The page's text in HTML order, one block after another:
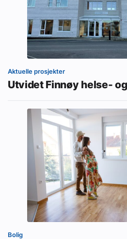
Aktuelle prosjekter
Utvidet Finnøy helse-
Bolig